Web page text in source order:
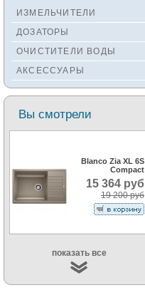
Смесители SEAMAN
Смесители
Zigmund&Shtain
Смесители OULIN
Смесители под бронзу
ИЗМЕЛЬЧИТЕЛИ
ДОЗАТОРЫ
ОЧИСТИТЕЛИ ВОДЫ
АКСЕССУАРЫ
Вы смотрели
Blanco Zia XL 6S
Compact
15 364 руб
19 200 руб
показать все